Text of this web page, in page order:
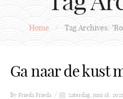
Home / Tag Archives:
Ga naar de kust
By Frieda Frieda zaterdag, juni 18, 2022